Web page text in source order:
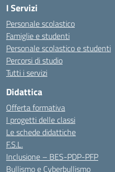
I Servizi
Personale scolastico
Famiglie e studenti
Personale scolastico e studenti
Percorsi di studio
Tutti i servizi
Didattica
Offerta formativa
I progetti delle classi
Le schede didattiche
F.S.L.
Inclusione – BES-PDP-PFP
Bullismo e Cyberbullismo